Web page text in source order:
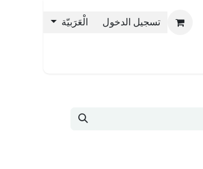
تسجيل الدخول الْعَرَبيّة